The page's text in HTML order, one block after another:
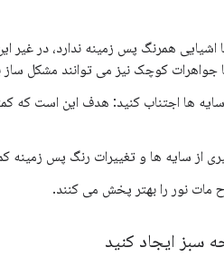
اشیایی همرنگ پس زمینه ندارد، در
جواهرات کوچک نیز می توانند مشکل ساز
سایه ها اجتناب کنید: هدف این است که
از سایه ها و تغییرات رنگ پس
مات نور را بهتر پخش می کنند.
سبز ایجاد کنید